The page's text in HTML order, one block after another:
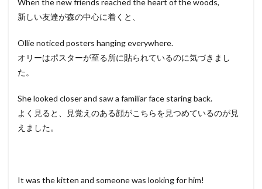
When the new friends reached the heart of the woods,
新しい友達が森の中心に着くと、
Ollie noticed posters hanging everywhere.
オリーはポスターが至る所に貼られているのに気づきまし
た。
She looked closer and saw a familiar face staring back.
よく見ると、見覚えのある顔がこちらを見つめているのが見
えました。
It was the kitten and someone was looking for him!